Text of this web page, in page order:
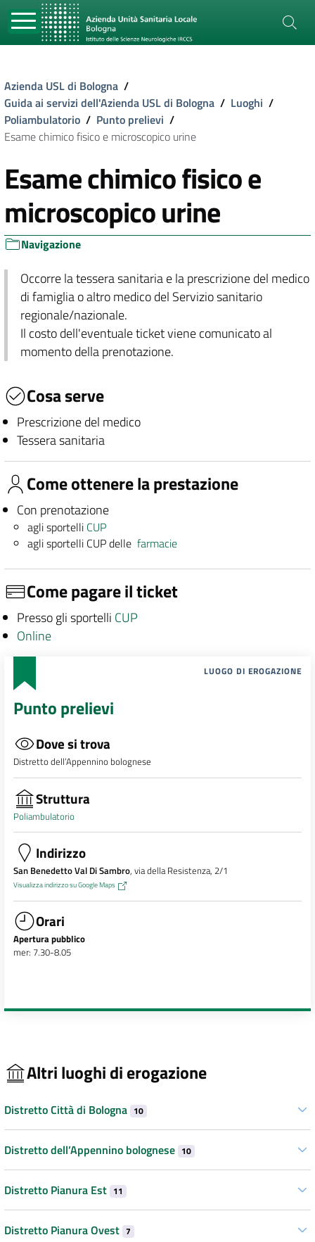
Azienda USL di Bologna /
Guida ai servizi dell'Azienda USL di Bologna / Luoghi /
Poliambulatorio / Punto prelievi /
Esame chimico fisico e microscopico urine
Esame chimico fisico e
microscopico urine
Navigazione
Occorre la tessera sanitaria e la prescrizione del medico
di famiglia o altro medico del Servizio sanitario
regionale/nazionale.
Il costo dell'eventuale ticket viene comunicato al
momento della prenotazione.
Cosa serve
Prescrizione del medico
Tessera sanitaria
Come ottenere la prestazione
Con prenotazione
agli sportelli CUP
agli sportelli CUP dellefarmacie
Come pagare il ticket
Presso gli sportelli CUP
Online
LUOGO DI EROGAZIONE
Punto prelievi
Dove si trova
Distretto dell’Appennino bolognese
Struttura
Poliambulatorio
Indirizzo
San Benedetto Val Di Sambro, via della Resistenza, 2/1
Visualizza indirizzo su Google Maps
Orari
Apertura pubblico
mer: 7.30-8.05
Altri luoghi di erogazione
Distretto Città di Bologna 10
Distretto dell’Appennino bolognese 10
Distretto Pianura Est 11
Distretto Pianura Ovest 7